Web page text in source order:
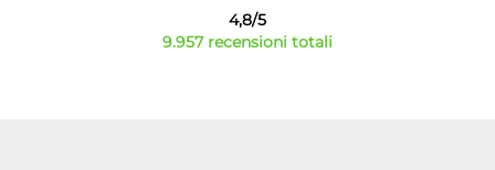
4,8/5
9.957 recensioni totali